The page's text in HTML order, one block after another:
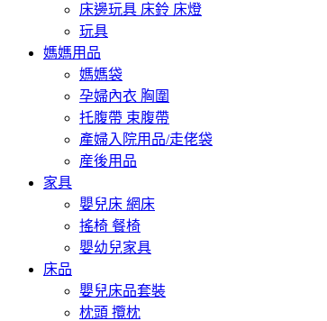
床邊玩具 床鈴 床燈
玩具
媽媽用品
媽媽袋
孕婦內衣 胸圍
托腹帶 束腹帶
產婦入院用品/走佬袋
産後用品
家具
嬰兒床 網床
搖椅 餐椅
嬰幼兒家具
床品
嬰兒床品套裝
枕頭 攬枕